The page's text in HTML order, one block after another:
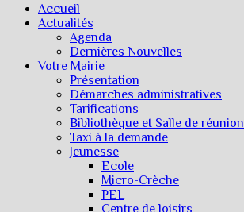
Accueil
Actualités
Agenda
Dernières Nouvelles
Votre Mairie
Présentation
Démarches administratives
Tarifications
Bibliothèque et Salle de réunion
Taxi à la demande
Jeunesse
Ecole
Micro-Crèche
PEL
Centre de loisirs